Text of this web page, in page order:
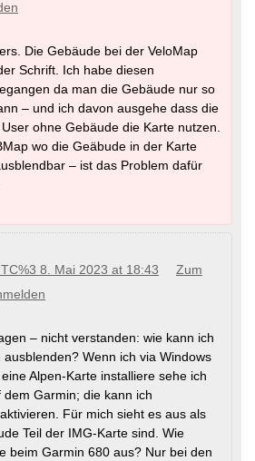
Die Gebäude bei der VeloMap
Schrift. Ich habe diesen
da man die Gebäude nur so
– und ich davon ausgehe dass die
ohne Gebäude die Karte nutzen.
wo die Geäbude in der Karte
– ist das Problem dafür
8. Mai 2023 at 18:43
Zum
– nicht verstanden: wie kann ich
ausblenden? Wenn ich via Windows
Alpen-Karte installiere sehe ich
dem Garmin; die kann ich
Für mich sieht es aus als
Teil der IMG-Karte sind. Wie
beim Garmin 680 aus? Nur bei den